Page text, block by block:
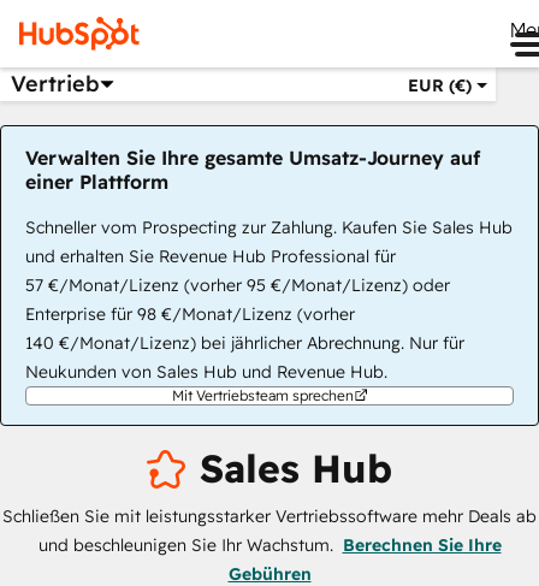
Vertrieb EUR (€)
Verwalten Sie Ihre gesamte Umsatz-Journey auf
einer Plattform
Schneller vom Prospecting zur Zahlung. Kaufen Sie Sales Hub
und erhalten Sie Revenue Hub Professional für
57 €/Monat/Lizenz (vorher 95 €/Monat/Lizenz) oder
Enterprise für 98 €/Monat/Lizenz (vorher
140 €/Monat/Lizenz) bei jährlicher Abrechnung. Nur für
Neukunden von Sales Hub und Revenue Hub.
Mit Vertriebsteam sprechen
Sales Hub
Schließen Sie mit leistungsstarker Vertriebssoftware mehr Deals ab
und beschleunigen Sie Ihr Wachstum. Berechnen Sie Ihre
Gebühren